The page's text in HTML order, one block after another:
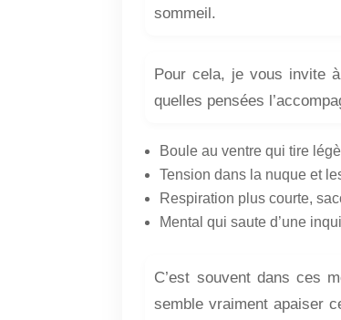
sommeil.
Pour cela, je vous invite
quelles pensées
Boule au ventre qui tire
Tension dans la nuque et
Respiration plus courte,
Mental qui saute d’une
C’est souvent dans ces
semble vraiment apaiser